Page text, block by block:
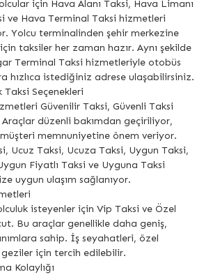
için Hava Alanı Taksi, Hava Limanı
ve Hava Terminal Taksi hizmetleri
Yolcu terminalinden şehir merkezine
taksiler her zaman hazır. Aynı şekilde
Terminal Taksi hizmetleriyle otobüs
hızlıca istediğiniz adrese ulaşabilirsiniz.
Seçenekleri
Güvenilir Taksi, Güvenli Taksi
Araçlar düzenli bakımdan geçiriliyor,
memnuniyetine önem veriyor.
Ucuz Taksi, Ucuza Taksi, Uygun Taksi,
Fiyatlı Taksi ve Uyguna Taksi
uygun ulaşım sağlanıyor.
isteyenler için Vip Taksi ve Özel
Bu araçlar genellikle daha geniş,
sahip. İş seyahatleri, özel
için tercih edilebilir.
Kolaylığı